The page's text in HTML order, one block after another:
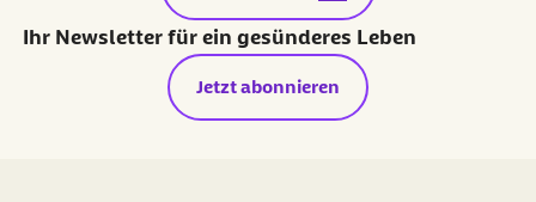
Ihr Newsletter für ein gesünderes Leben
Jetzt abonnieren